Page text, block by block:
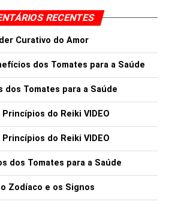
vida saudável.RECENTES
Curativo do Amor
dos Tomates para a Saúde
dos Tomates para a Saúde
Princípios do Reiki VIDEO
Princípios do Reiki VIDEO
dos Tomates para a Saúde
Zodíaco e os Signos